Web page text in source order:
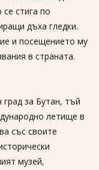
стига по
дъха гледки.
и посещението му
в страната.
за Бутан, тъй
летище в
със своите
музей,